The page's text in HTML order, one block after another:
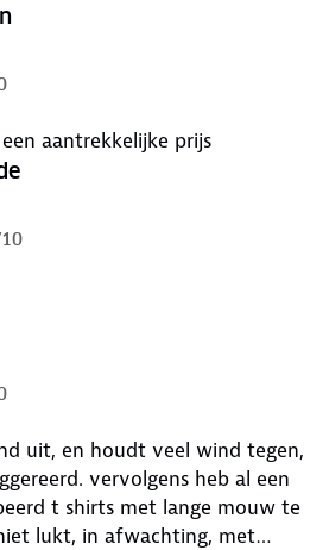
aantrekkelijke prijs
10
uit, en houdt veel wind tegen,
vervolgens heb al een
t shirts met lange mouw te
lukt, in afwachting, met